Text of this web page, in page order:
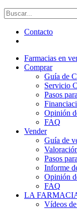
Contacto
Farmacias en
Comprar
Guía de
Servicio
Pasos
Opinión
FAQ
Vender
Guía de
Pasos
Informe
Opinión
FAQ
LA
Vídeos